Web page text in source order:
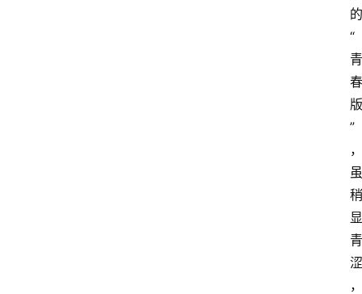
的
“
青
春
版
”
，
虽
稍
显
青
涩
，